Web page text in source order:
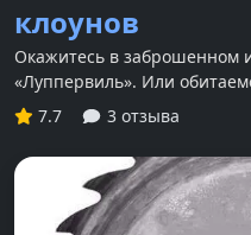
клоунов
Окажитесь в заброшенном
«Луппервиль». Или
7.7
3 отзыва